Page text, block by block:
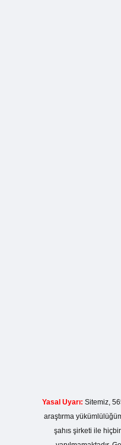
Yasal Uyarı: Sitemiz,
araştırma
şahıs şirketi ile